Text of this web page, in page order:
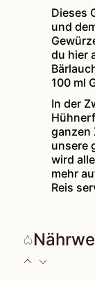
Dieses
und
du hier
100 ml
In der
ganzen
unsere
wird
mehr
Reis